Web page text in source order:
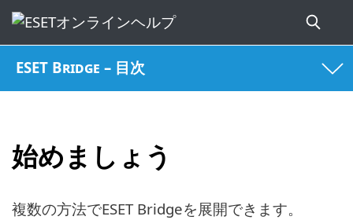
ESET Bridge – 目次
始めましょう
複数の方法でESET Bridgeを展開できます。